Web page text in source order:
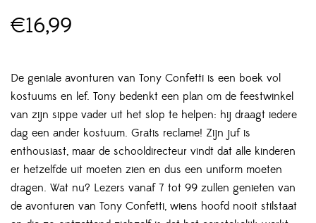
€16,99
De geniale avonturen van Tony Confetti is een boek vol
kostuums en lef. Tony bedenkt een plan om de feestwinkel
van zijn sippe vader uit het slop te helpen: hij draagt iedere
dag een ander kostuum. Gratis reclame! Zijn juf is
enthousiast, maar de schooldirecteur vindt dat alle kinderen
er hetzelfde uit moeten zien en dus een uniform moeten
dragen. Wat nu? Lezers vanaf 7 tot 99 zullen genieten van
de avonturen van Tony Confetti, wiens hoofd nooit stilstaat